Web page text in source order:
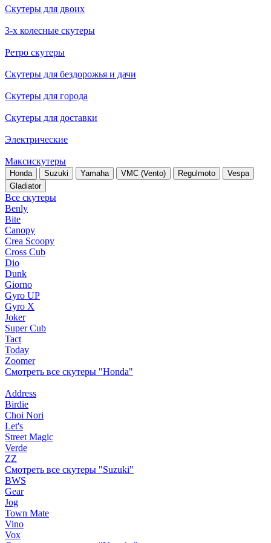
Скутеры для двоих
3-х колесные скутеры
Ретро скутеры
Скутеры для бездорожья и дачи
Скутеры для города
Скутеры для доставки
Электрические
Максискутеры
Honda Suzuki Yamaha VMC (Vento) Regulmoto
Vespa
Gladiator
Все скутеры
Benly
Bite
Canopy
Crea Scoopy
Cross Cub
Dio
Dunk
Giorno
Gyro UP
Gyro X
Joker
Super Cub
Tact
Today
Zoomer
Смотреть все скутеры "Honda"
Address
Birdie
Choi Nori
Let's
Street Magic
Verde
ZZ
Смотреть все скутеры "Suzuki"
BWS
Gear
Jog
Town Mate
Vino
Vox